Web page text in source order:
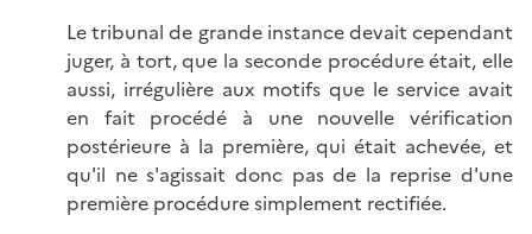
Le tribunal de grande instance devait cependant
juger, à tort, que la seconde procédure était, elle
aussi, irrégulière aux motifs que le service avait
en fait procédé à une nouvelle vérification
postérieure à la première, qui était achevée, et
qu'il ne s'agissait donc pas de la reprise d'une
première procédure simplement rectifiée.